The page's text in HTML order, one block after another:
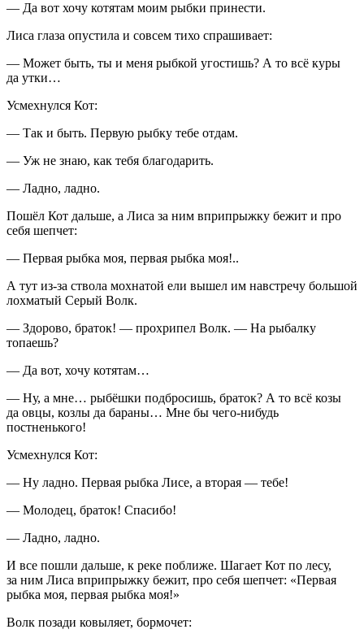
— Да вот хочу котятам моим рыбки принести.
Лиса глаза опустила и совсем тихо спрашивает:
— Может быть, ты и меня рыбкой угостишь? А то всё куры
да утки…
Усмехнулся Кот:
— Так и быть. Первую рыбку тебе отдам.
— Уж не знаю, как тебя благодарить.
— Ладно, ладно.
Пошёл Кот дальше, а Лиса за ним вприпрыжку бежит и про
себя шепчет:
— Первая рыбка моя, первая рыбка моя!..
А тут из-за ствола мохнатой ели вышел им навстречу большой
лохматый Серый Волк.
— Здорово, браток! — прохрипел Волк. — На рыбалку
топаешь?
— Да вот, хочу котятам…
— Ну, а мне… рыбёшки подбросишь, браток? А то всё козы
да овцы, козлы да бараны… Мне бы чего-нибудь
постненького!
Усмехнулся Кот:
— Ну ладно. Первая рыбка Лисе, а вторая — тебе!
— Молодец, браток! Спасибо!
— Ладно, ладно.
И все пошли дальше, к реке поближе. Шагает Кот по лесу,
за ним Лиса вприпрыжку бежит, про себя шепчет: «Первая
рыбка моя, первая рыбка моя!»
Волк позади ковыляет, бормочет: